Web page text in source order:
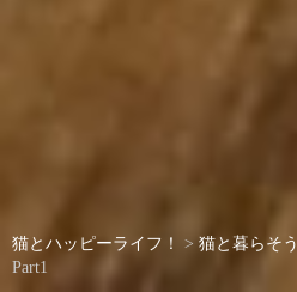
猫とハッピーライフ！ > 猫と暮らそう
Part1